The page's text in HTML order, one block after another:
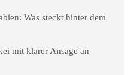
Was steckt hinter dem
mit klarer Ansage an